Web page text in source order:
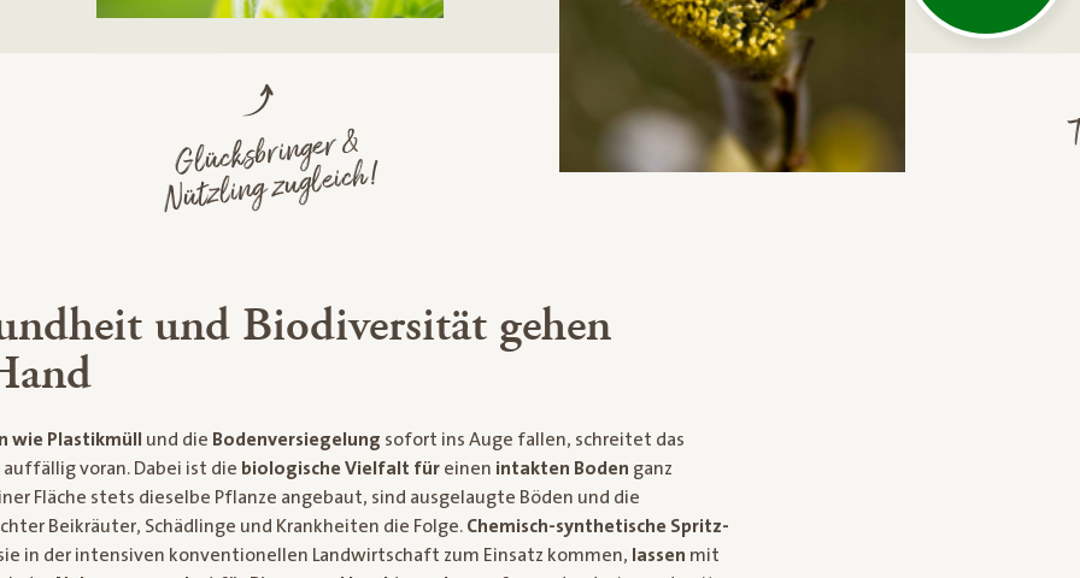
Glücksbringer &
Nützling zugleich!
und Biodiversität gehen
wie Plastikmüll und die Bodenversiegelung sofort ins Auge fallen, schreitet das
voran. Dabei ist die biologische Vielfalt für einen intakten Boden ganz
Fläche stets dieselbe Pflanze angebaut, sind ausgelaugte Böden und die
Beikräuter, Schädlinge und Krankheiten die Folge. Chemisch-synthetische Spritz-
in der intensiven konventionellen Landwirtschaft zum Einsatz kommen, lassen mit